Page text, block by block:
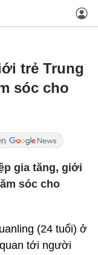
trẻ Trung
sóc cho
gia tăng, giới
sóc cho
(24 tuổi) ở
tới người